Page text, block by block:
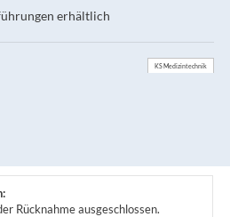
erhältlich
KS Medizintechnik
Rücknahme ausgeschlossen.